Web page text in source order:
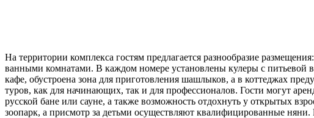
На территории комплекса гостям предлагается разнообразие
ванными комнатами. В каждом номере установлены кулеры с питьевой
кафе, обустроена зона для приготовления шашлыков, а в коттеджах
туров, как для начинающих, так и для профессионалов. Гости могут
русской бане или сауне, а также возможность отдохнуть у открытых
зоопарк, а присмотр за детьми осуществляют квалифицированные